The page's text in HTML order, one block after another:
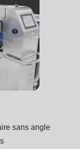
sans angle